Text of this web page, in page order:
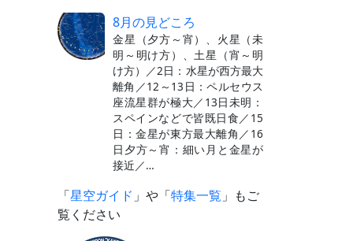
8月の見どころ
金星（夕方～宵）、火星（未
明～明け方）、土星（宵～明
け方）／2日：水星が西方最大
離角／12～13日：ペルセウス
座流星群が極大／13日未明：
スペインなどで皆既日食／15
日：金星が東方最大離角／16
日夕方～宵：細い月と金星が
接近／…
「星空ガイド 」や「特集一覧 」もご
覧ください